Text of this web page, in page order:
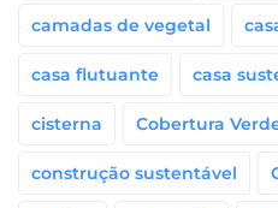
camadas de vegetal
casa flutuante casa
cisterna Cobertura
construção sustentável